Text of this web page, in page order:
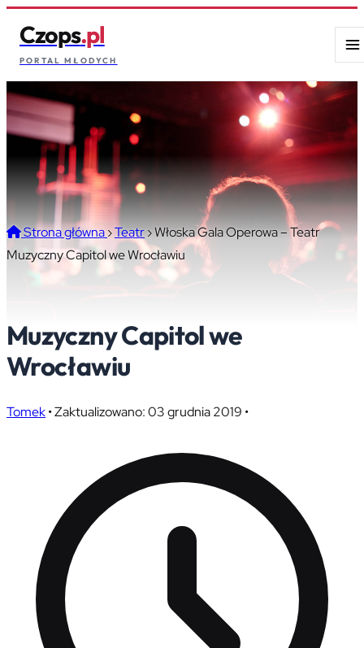
Czops.pl
PORTAL MŁODYCH
Strona główna›Teatr›Włoska Gala Operowa – Teatr
Muzyczny Capitol we Wrocławiu
Muzyczny Capitol we
Wrocławiu
Tomek•Zaktualizowano: 03 grudnia 2019 •